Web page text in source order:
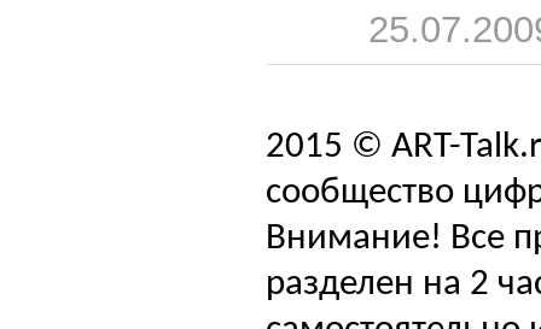
2015 © ART-
сообщество
Внимание! Все
разделен на 2